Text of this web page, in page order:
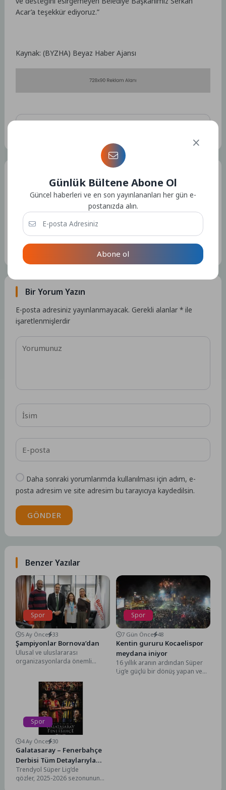
Acar’a teşekkür ediyoruz.”
Kaynak: (BYZHA) Beyaz Haber Ajansı
Admin
Kullanıcıya ait herhangi bir sosyal medya veya iletişim bilgisi
bulunmamaktadır.
15327 Yazı
Bir Yorum Yazın
E-posta adresiniz yayınlanmayacak. Gerekli alanlar* ile
işaretlenmişlerdir
Daha sonraki yorumlarımda kullanılması için adım, e-
posta adresim ve site adresim bu tarayıcıya kaydedilsin.
GÖNDER
Benzer Yazılar
Spor
5 Ay Önce 33
Şampiyonlar Bornova’dan
Ulusal ve uluslararası
organizasyonlarda önemli
Ömer Eşki’yi ziyaret...
Spor
7 Gün Önce 48
Kentin gururu Kocaelispor
meydana iniyor
16 yıllık aranın ardından Süper
Lig’e güçlü bir dönüş yapan ve
Spor
4 Ay Önce 30
Galatasaray – Fenerbahçe
Derbisi Tüm Detaylarıyla
Sadece beIN SPORTS’ta!
Trendyol Süper Lig’de
gözler, 2025-2026 sezonunun
Günlük Bültene Abone Ol
Güncel haberleri ve en son yayınlananları her gün e-
postanızda alın.
Abone ol